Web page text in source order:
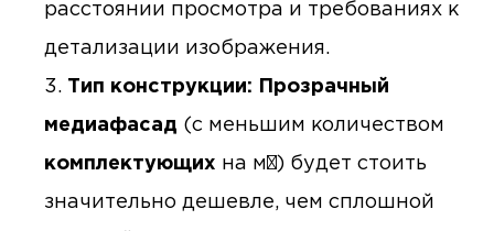
расстоянии просмотра и требованиях к
детализации изображения.
Тип конструкции: Прозрачный
медиафасад (с меньшим количеством
комплектующих на м²) будет стоить
значительно дешевле, чем сплошной